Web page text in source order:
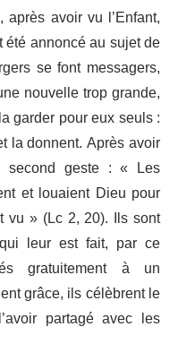
avoir vu l’Enfant,
annoncé au sujet de
se font messagers,
nouvelle trop grande,
garder pour eux seuls :
la donnent. Après avoir
second geste : « Les
et louaient Dieu pour
vu » (Lc 2, 20). Ils sont
leur est fait, par ce
gratuitement à un
grâce, ils célèbrent le
partagé avec les